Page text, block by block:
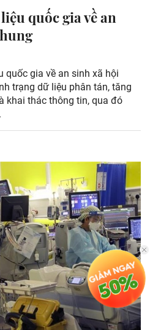
quốc gia về an
quốc gia về an sinh xã hội
trạng dữ liệu phân tán, tăng
khai thác thông tin, qua đó